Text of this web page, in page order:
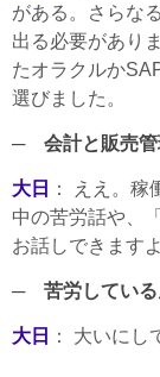
がある。さらな
出る必要があり
たオラクルか
選びました。
─ 会計と販売管
大日
： ええ。
中の苦労話や、
お話しできますよ
─ 苦労している
大日 ： 大いにし